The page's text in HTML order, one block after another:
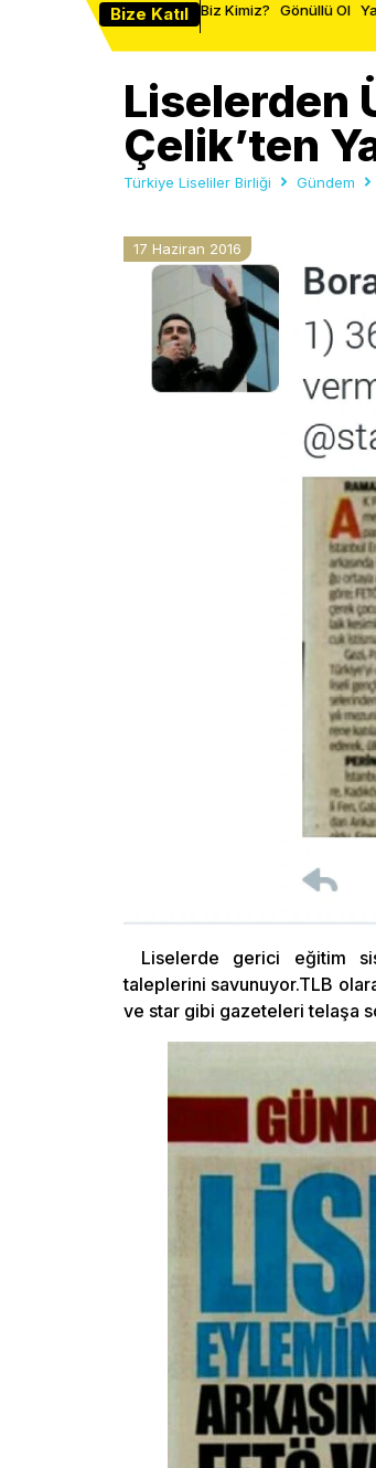
Bize Katıl Biz Kimiz? Gönüllü Ol
Liselerden
Çelik’ten
Türkiye Liseliler Birliği Gündem
17 Haziran 2016
Liselerde gerici eğitim
taleplerini savunuyor.TLB
ve star gibi gazeteleri telaşa